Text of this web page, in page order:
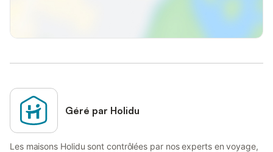
Géré par Holidu
Les maisons Holidu sont contrôlées par nos experts en voyage,